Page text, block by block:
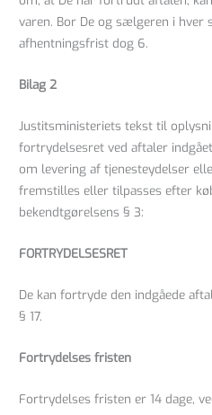
varen. Bor De og sælgeren i hver
afhentningsfrist dog 6.
Bilag 2
Justitsministeriets tekst til
fortrydelsesret ved aftaler
om levering af tjenesteydelser
fremstilles eller tilpasses efter
bekendtgørelsens § 3:
FORTRYDELSESRET
De kan fortryde den indgåede
§ 17.
Fortrydelses fristen
Fortrydelses fristen er 14 dage,